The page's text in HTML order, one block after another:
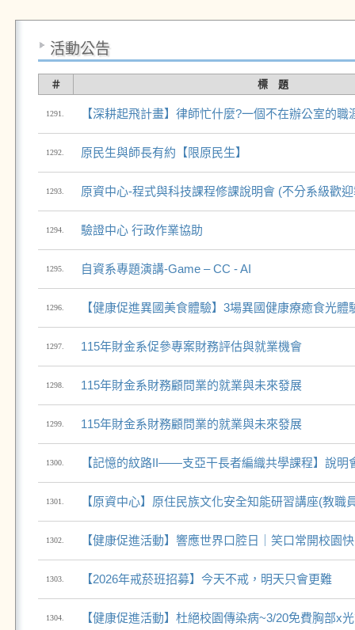
活動公告
＃ 標 題
1291. 【深耕起飛計畫】律師忙什麼?一個不在辦公室的職
1292. 原民生與師長有約【限原民生】
1293. 原資中心-程式與科技課程修課說明會 (不分系級歡
1294. 驗證中心 行政作業協助
1295. 自資系專題演講-Game – CC - AI
1296. 【健康促進異國美食體驗】3場異國健康療癒食光體
1297. 115年財金系促參專案財務評估與就業機會
1298. 115年財金系財務顧問業的就業與未來發展
1299. 115年財金系財務顧問業的就業與未來發展
1300. 【記憶的紋路II——支亞干長者編織共學課程】說明
1301. 【原資中心】原住民族文化安全知能研習講座(教職
1302. 【健康促進活動】響應世界口腔日｜笑口常開校園
1303. 【2026年戒菸班招募】今天不戒，明天只會更難
1304. 【健康促進活動】杜絕校園傳染病~3/20免費胸部x